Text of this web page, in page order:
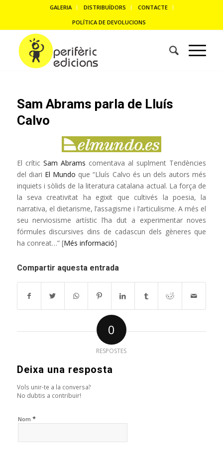
GALERIA DISTRIBUÏDORS
CONTACTE
POLÍTICA DE DEVOLUCIONS
Sam Abrams parla de Lluís
Calvo
El crític Sam Abrams comentava al suplment Tendències
del diari El Mundo que “Lluís Calvo és un dels autors més
inquiets i sòlids de la literatura catalana actual. La força de
la seva creativitat ha egixit que cultivés la poesia, la
narrativa, el dietarisme, l’assagisme i l’articulisme. A més el
seu nerviosisme artístic l’ha dut a experimentar noves
fórmules discursives dins de cadascun dels gèneres que
ha conreat…” [Més informació]
Compartir aquesta entrada
0
RESPOSTES
Deixa una resposta
Vols unir-te a la conversa?
No dubtis a contribuir!
Nom *